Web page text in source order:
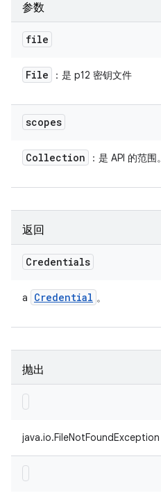
参数
file
File ：是 p12 密钥文件
scopes
Collection ：是 API 的范围。
返回
Credentials
a Credential 。
抛出
java.io.FileNotFoundException